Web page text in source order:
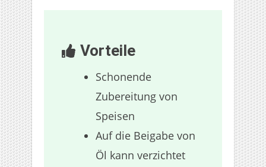
Vorteile
Schonende
Zubereitung von
Speisen
Auf die Beigabe von
Öl kann verzichtet